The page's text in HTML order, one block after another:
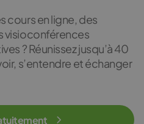
cours en ligne, des
visioconférences
? Réunissez jusqu’à 40
s’entendre et échanger